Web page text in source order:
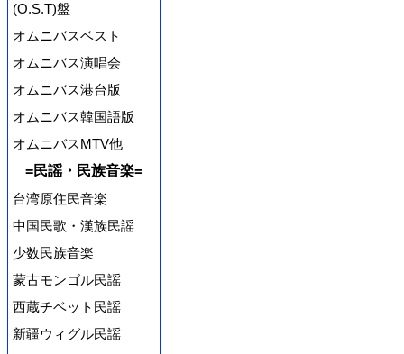
(O.S.T)盤
オムニバスベスト
オムニバス演唱会
オムニバス港台版
オムニバス韓国語版
オムニバスMTV他
=民謡・民族音楽=
台湾原住民音楽
中国民歌・漢族民謡
少数民族音楽
蒙古モンゴル民謡
西蔵チベット民謡
新疆ウィグル民謡